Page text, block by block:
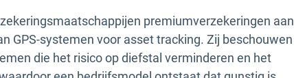
premiumverzekeringen aan
GPS-systemen voor asset tracking. Zij beschouwen
die het risico op diefstal verminderen en het